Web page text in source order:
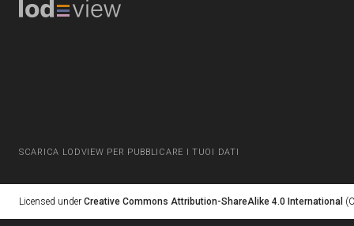
SCARICA LODVIEW PER PUBBLICARE I TUOI DATI
Licensed under Creative Commons Attribution-ShareAlike 4.0 International